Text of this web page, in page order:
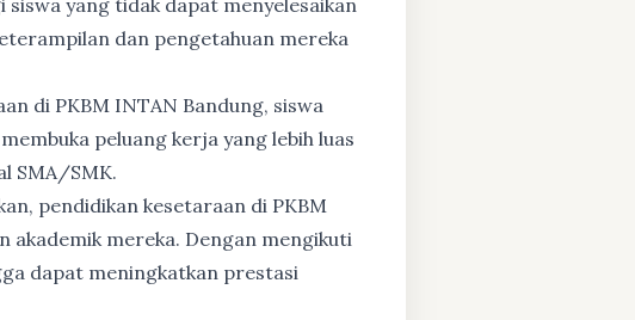
dan pengetahuan mereka
di PKBM INTAN Bandung, siswa
peluang kerja yang lebih luas
SMA/SMK.
pendidikan kesetaraan di PKBM
akademik mereka. Dengan mengikuti
dapat meningkatkan prestasi